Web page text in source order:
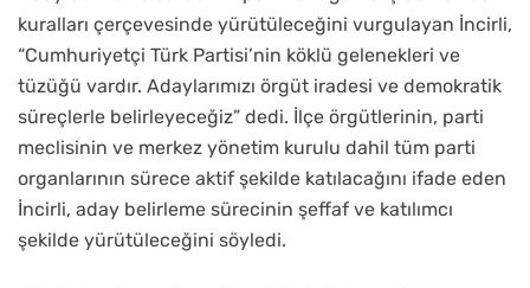
kuralları çerçevesinde yürütüleceğini vurgulayan İncirli,
“Cumhuriyetçi Türk Partisi’nin köklü gelenekleri ve
tüzüğü vardır. Adaylarımızı örgüt iradesi ve demokratik
süreçlerle belirleyeceğiz” dedi. İlçe örgütlerinin, parti
meclisinin ve merkez yönetim kurulu dahil tüm parti
organlarının sürece aktif şekilde katılacağını ifade eden
İncirli, aday belirleme sürecinin şeffaf ve katılımcı
şekilde yürütüleceğini söyledi.